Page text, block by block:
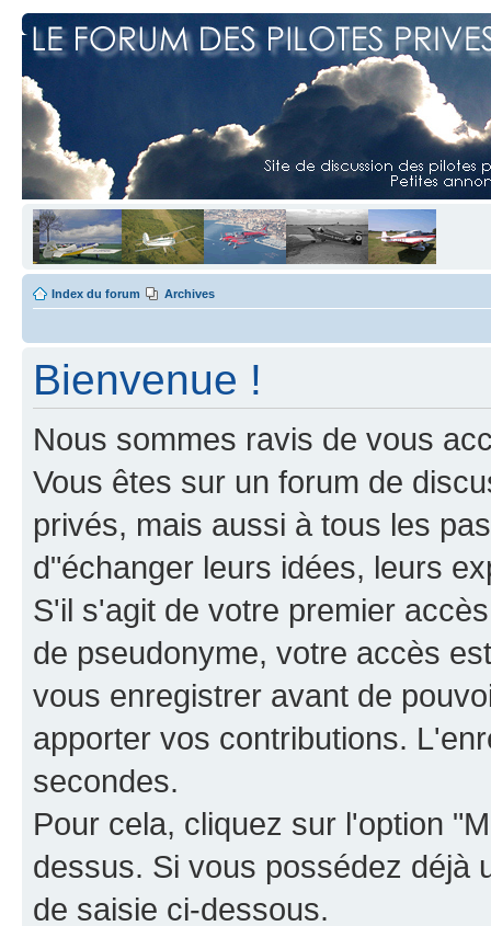
Index du forum Archives
Bienvenue !
Nous sommes ravis de vous
Vous êtes sur un forum de
privés, mais aussi à tous les
d"échanger leurs idées, leurs
S'il s'agit de votre premier
de pseudonyme, votre accès
vous enregistrer avant de
apporter vos contributions.
secondes.
Pour cela, cliquez sur l'option
dessus. Si vous possédez déjà
de saisie ci-dessous.